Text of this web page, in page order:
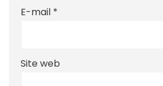
E-mail *
Site web